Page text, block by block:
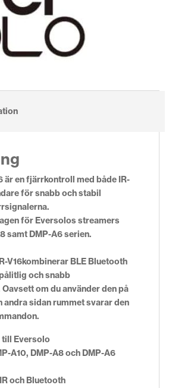
är en fjärrkontroll med både IR-
för snabb och stabil
för Eversolos streamers
samt DMP-A6 serien.
V16kombinerar BLE Bluetooth
och snabb
om du använder den på
andra sidan rummet svarar den
Eversolo
A10, DMP-A8 och DMP-A6
och Bluetooth